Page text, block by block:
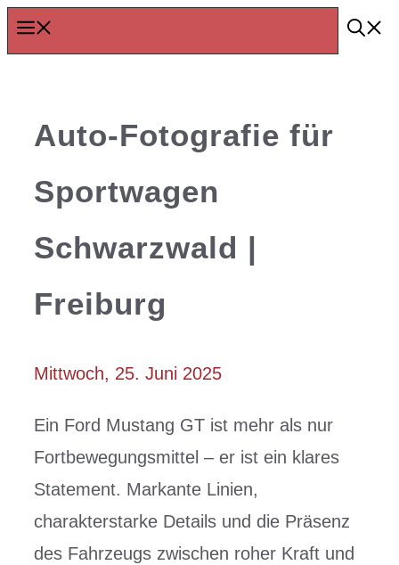
Zum
Inhalt
Auto-Fotografie für
Sportwagen
Schwarzwald |
Freiburg
Mittwoch, 25. Juni 2025
Ein Ford Mustang GT ist mehr als nur
Fortbewegungsmittel – er ist ein klares
Statement. Markante Linien,
charakterstarke Details und die Präsenz
des Fahrzeugs zwischen roher Kraft und